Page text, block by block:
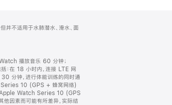
不适用于水肺潜水、滑水、面
播放音乐 60 分钟；
在 18 小时内，连接 LTE 网
分钟，进行体能训练的同时通
Series 10 (GPS + 蜂窝网络)
Apple Watch Series 10 (GPS
他因素而可能有所差异，实际结